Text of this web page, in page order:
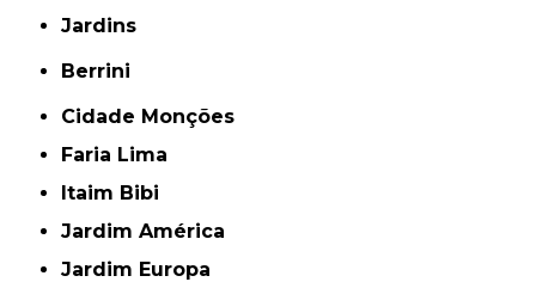
Jardins
Berrini
Cidade Monções
Faria Lima
Itaim Bibi
Jardim América
Jardim Europa